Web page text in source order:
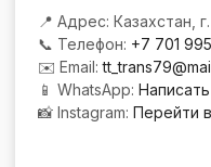
📍 Адрес: Казахстан,
📞 Телефон: +7 701
✉️ Email:
📱 WhatsApp:
📸 Instagram: Перейти